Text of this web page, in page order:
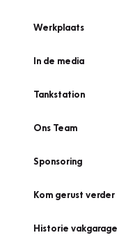
Werkplaats
In de media
Tankstation
Ons Team
Sponsoring
Kom gerust verder
Historie vakgarage